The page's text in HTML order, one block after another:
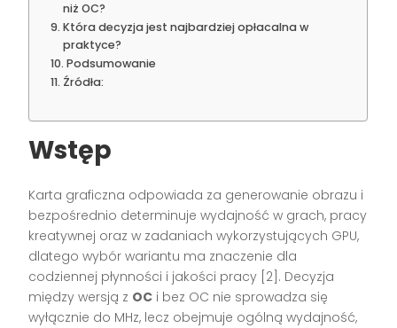
niż OC?
Która decyzja jest najbardziej opłacalna w
praktyce?
Podsumowanie
Źródła:
Wstęp
Karta graficzna odpowiada za generowanie obrazu i
bezpośrednio determinuje wydajność w grach, pracy
kreatywnej oraz w zadaniach wykorzystujących GPU,
dlatego wybór wariantu ma znaczenie dla
codziennej płynności i jakości pracy [2]. Decyzja
między wersją z OC i bez OC nie sprowadza się
wyłącznie do MHz, lecz obejmuje ogólną wydajność,